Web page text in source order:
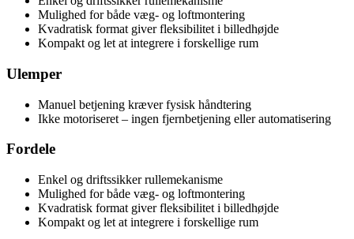
Mulighed for både væg- og loftmontering
Kvadratisk format giver fleksibilitet i billedhøjde
Kompakt og let at integrere i forskellige rum
Ulemper
Manuel betjening kræver fysisk håndtering
Ikke motoriseret – ingen fjernbetjening eller automatisering
Fordele
Enkel og driftssikker rullemekanisme
Mulighed for både væg- og loftmontering
Kvadratisk format giver fleksibilitet i billedhøjde
Kompakt og let at integrere i forskellige rum